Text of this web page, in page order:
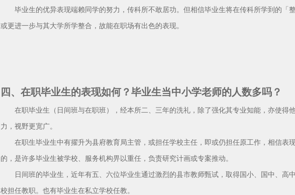
毕业生的优异表现端赖同学的努力，传科所不敢居功。但相信毕业生将在传科所学到的「整
或更进一步与其大学所学整合，故能在职场有出色的表现。
四、在职毕业生的表现如何？毕业生当中小学老师的人数多吗？
在职毕业生（日间班与在职班），经本所二、三年的洗礼，除了强化其专业知能，亦使得
力，视野更宽广。
在职生毕业生中有擢升为县府教育局主管，或担任学校主任，即或仍担任原工作，相信表
的，是许多毕业生被学校、服务机构畀以重任，负责研究计画或专案推动。
日间班的毕业生，近年有五、六位毕业生通过激烈的县市教师甄试，取得国小、国中、高
校担任教职。也有毕业生在私立学校任教。